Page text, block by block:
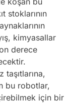
stoklarının
kimyasallar
derece
bu robotlar,
için bir